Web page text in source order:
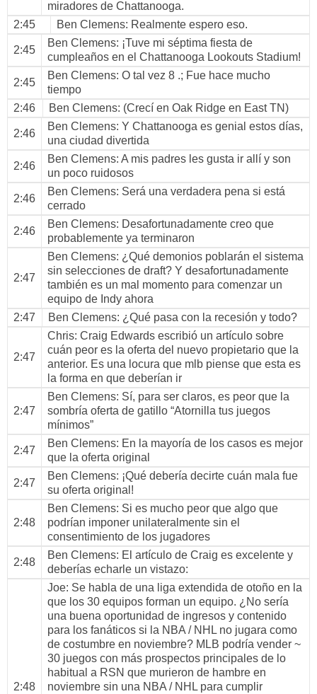
miradores de Chattanooga.
2:45
Ben Clemens: Realmente espero eso.
2:45
Ben Clemens: ¡Tuve mi séptima fiesta de
cumpleaños en el Chattanooga Lookouts Stadium!
2:45
Ben Clemens: O tal vez 8 .; Fue hace mucho
tiempo
2:46
Ben Clemens: (Crecí en Oak Ridge en East TN)
2:46
Ben Clemens: Y Chattanooga es genial estos días,
una ciudad divertida
2:46
Ben Clemens: A mis padres les gusta ir allí y son
un poco ruidosos
2:46
Ben Clemens: Será una verdadera pena si está
cerrado
2:46
Ben Clemens: Desafortunadamente creo que
probablemente ya terminaron
2:47
Ben Clemens: ¿Qué demonios poblarán el sistema
sin selecciones de draft? Y desafortunadamente
también es un mal momento para comenzar un
equipo de Indy ahora
2:47
Ben Clemens: ¿Qué pasa con la recesión y todo?
2:47
Chris: Craig Edwards escribió un artículo sobre
cuán peor es la oferta del nuevo propietario que la
anterior. Es una locura que mlb piense que esta es
la forma en que deberían ir
2:47
Ben Clemens: Sí, para ser claros, es peor que la
sombría oferta de gatillo “Atornilla tus juegos
mínimos”
2:47
Ben Clemens: En la mayoría de los casos es mejor
que la oferta original
2:47
Ben Clemens: ¡Qué debería decirte cuán mala fue
su oferta original!
2:48
Ben Clemens: Si es mucho peor que algo que
podrían imponer unilateralmente sin el
consentimiento de los jugadores
2:48
Ben Clemens: El artículo de Craig es excelente y
deberías echarle un vistazo:
2:48
Joe: Se habla de una liga extendida de otoño en la
que los 30 equipos forman un equipo. ¿No sería
una buena oportunidad de ingresos y contenido
para los fanáticos si la NBA / NHL no jugara como
de costumbre en noviembre? MLB podría vender ~
30 juegos con más prospectos principales de lo
habitual a RSN que murieron de hambre en
noviembre sin una NBA / NHL para cumplir